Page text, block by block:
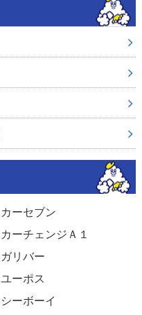
カーセブン
カーチェンジＡ１
ガリバー
ユーポス
シーボーイ